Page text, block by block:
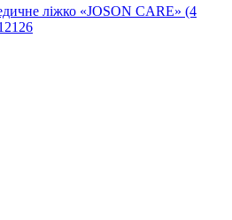
ліжко «JOSON CARE» (4